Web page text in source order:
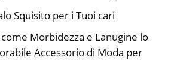
Squisito per i Tuoi cari
Morbidezza e Lanugine lo
Accessorio di Moda per